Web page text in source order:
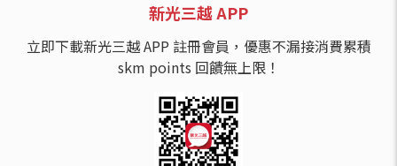
新光三越 APP
立即下載新光三越 APP 註冊會員，優惠不漏接消費累積
skm points 回饋無上限！